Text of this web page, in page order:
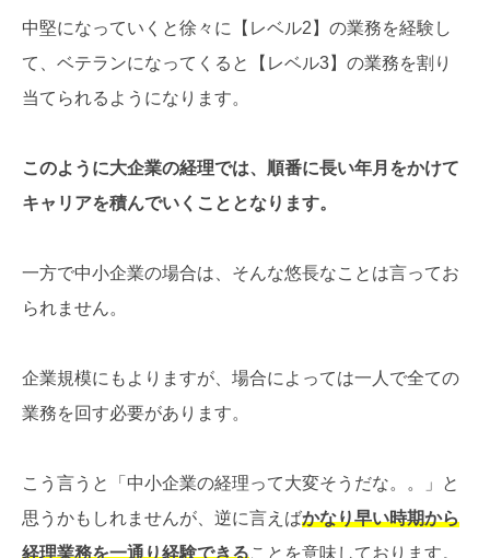
中堅になっていくと徐々に【レベル2】の業務を経験し
て、ベテランになってくると【レベル3】の業務を割り
当てられるようになります。
このように大企業の経理では、順番に長い年月をかけて
キャリアを積んでいくこととなります。
一方で中小企業の場合は、そんな悠長なことは言ってお
られません。
企業規模にもよりますが、場合によっては一人で全ての
業務を回す必要があります。
こう言うと「中小企業の経理って大変そうだな。。」と
思うかもしれませんが、逆に言えばかなり早い時期から
経理業務を一通り経験できることを意味しております。